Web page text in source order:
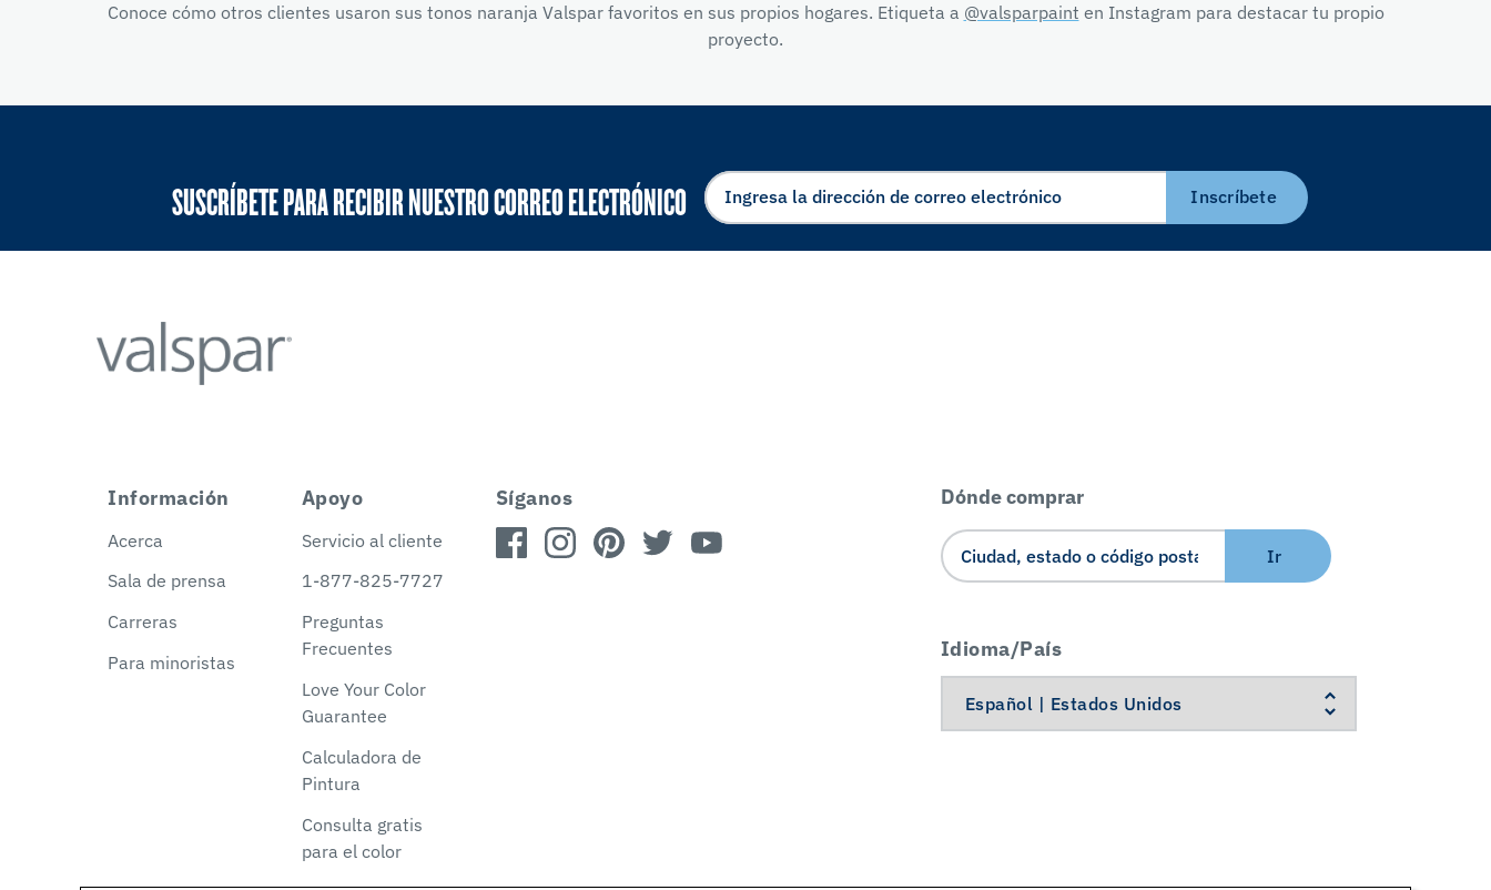
Conoce cómo otros clientes usaron sus tonos naranja Valspar favoritos en sus propios hogares. Etiqueta a @valsparpaint en Instagram para destacar tu propio
proyecto.
SUSCRÍBETE PARA RECIBIR NUESTRO CORREO ELECTRÓNICO Inscríbete
Información
Acerca
Sala de prensa
Carreras
Para minoristas
Apoyo
Servicio al cliente
1-877-825-7727
Preguntas
Frecuentes
Love Your Color
Guarantee
Calculadora de
Pintura
Consulta gratis
para el color
Síganos Dónde comprar
Ir
Idioma/País